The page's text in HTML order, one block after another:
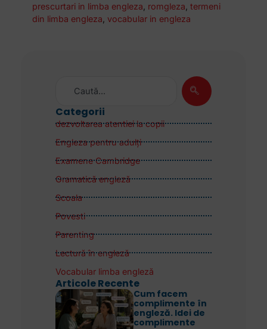
prescurtari in limba engleza, romgleza,termeni
din limba engleza,vocabular in engleza
Categorii
dezvoltarea atentiei la copii
Engleza pentru adulţi
Examene Cambridge
Gramatică engleză
Scoala
Povesti
Parenting
Lectură în engleză
Vocabular limba engleză
Articole Recente
Cum facem
complimente în
engleză. Idei de
complimente